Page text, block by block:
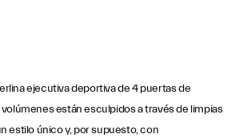
ejecutiva deportiva de 4 puertas de
están esculpidos a través de limpias
estilo único y, por supuesto, con